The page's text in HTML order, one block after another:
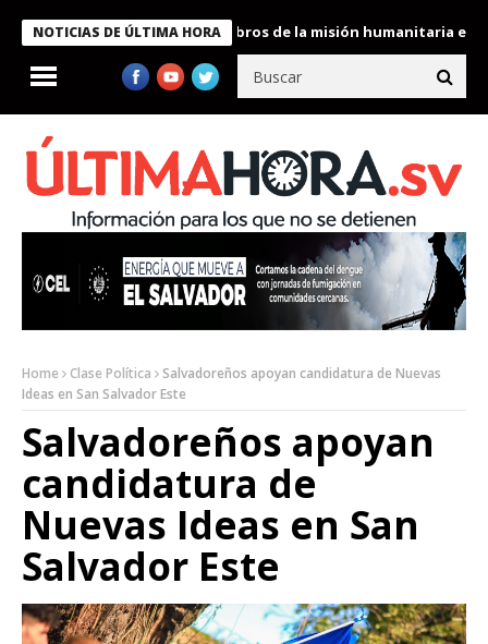
NOTICIAS DE ÚLTIMA HORA
Bukele condecora a miembros de la misión humanitaria enviada
Home Clase Política
Salvadoreños apoyan candidatura de Nuevas
Ideas en San Salvador Este
Salvadoreños apoyan
candidatura de
Nuevas Ideas en San
Salvador Este